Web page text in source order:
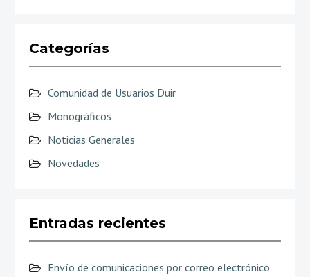
Categorías
Comunidad de Usuarios Duir
Monográficos
Noticias Generales
Novedades
Entradas recientes
Envío de comunicaciones por correo electrónico